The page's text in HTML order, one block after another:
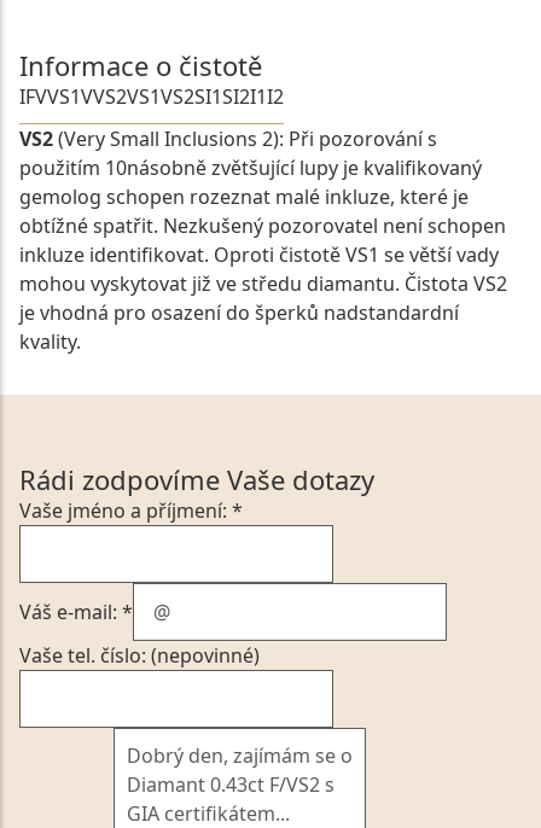
Informace o čistotě
IFVVS1VVS2VS1VS2SI1SI2I1I2
VS2(Very Small Inclusions 2): Při pozorování s
použitím 10násobně zvětšující lupy je kvalifikovaný
gemolog schopen rozeznat malé inkluze, které je
obtížné spatřit. Nezkušený pozorovatel není schopen
inkluze identifikovat. Oproti čistotě VS1 se větší vady
mohou vyskytovat již ve středu diamantu. Čistota VS2
je vhodná pro osazení do šperků nadstandardní
kvality.
Rádi zodpovíme Vaše dotazy
Vaše jméno a příjmení: *
Váš e-mail: *
Vaše tel. číslo: (nepovinné)